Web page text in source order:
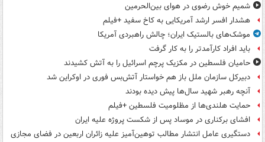
شمیم خوش رضوی در هوای بین‌الحرمین
هشدار افسر ارشد آمریکایی به کاخ سفید +فیلم
موشک‌های بالستیک ایران؛ چالش راهبردی آمریکا
باید افراد کارآمدتر را به کار گرفت
حامیان فلسطین در مکزیک پرچم اسرائیل را به آتش کشیدند
دبیرکل سازمان ملل باز هم خواستار آتش‌بس فوری در اوکراین شد
آنچه رهبر شهید سال‌ها پیش دیده بودند
حمایت هلندی‌ها از مظلومیت فلسطین +فیلم
افشای برکناری در موساد پس از شکست پروژه علیه ایران
دستگیری عامل انتشار مطالب توهین‌آمیز علیه زائران اربعین در فضای مجازی